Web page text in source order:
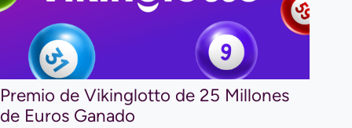
Premio de Vikinglotto de 25 Millones
de Euros Ganado